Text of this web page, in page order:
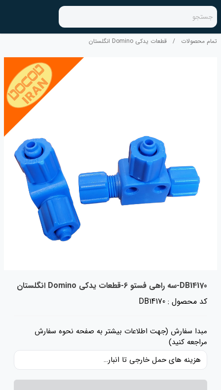
جستجو
تمام محصولات / قطعات یدکی Domino انگلستان
DB14170-سه راهی فستو 6-قطعات یدکی Domino انگلستان
کد محصول : DB14170
مبدا سفارش (جهت اطلاعات بیشتر به صفحه نحوه سفارش
مراجعه کنید)
هزینه های حمل خارجی تا انبار ایران، حقوق گمرکی و عوارض و مالیات و سایر هزینه های کالا به قیمت ریالی کالا اضافه شده است و حمل داخلی رایگان می باشد.